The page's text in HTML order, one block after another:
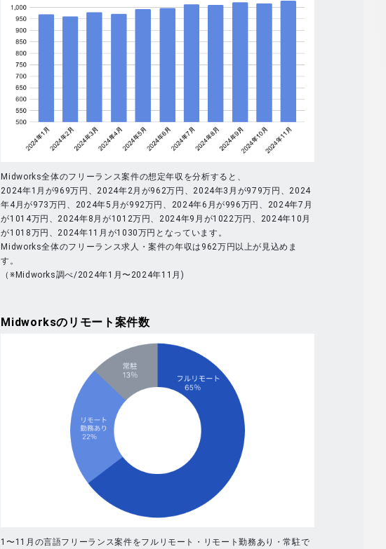
Midworks全体のフリーランス案件の想定年収を分析すると、
2024年1月が969万円、2024年2月が962万円、2024年3月が979万円、2024
年4月が973万円、2024年5月が992万円、2024年6月が996万円、2024年7月
が1014万円、2024年8月が1012万円、2024年9月が1022万円、2024年10月
が1018万円、2024年11月が1030万円となっています。
Midworks全体のフリーランス求人・案件の年収は962万円以上が見込めま
す。
（※Midworks調べ/2024年1月〜2024年11月)
Midworksのリモート案件数
1〜11月の言語フリーランス案件をフルリモート・リモート勤務あり・常駐で